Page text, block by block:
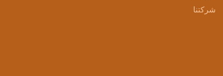
شركتنا